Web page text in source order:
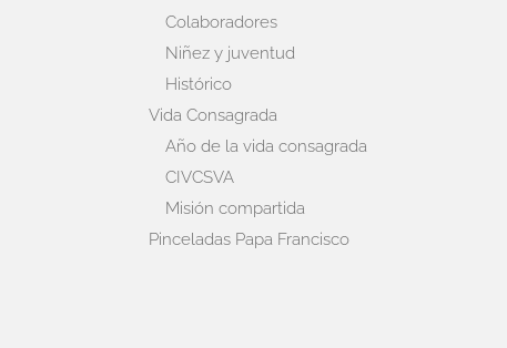
Colaboradores
Niñez y juventud
Histórico
Vida Consagrada
Año de la vida consagrada
CIVCSVA
Misión compartida
Pinceladas Papa Francisco